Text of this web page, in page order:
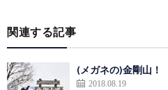
関連する記事
(メガネの)金剛山！
2018.08.19